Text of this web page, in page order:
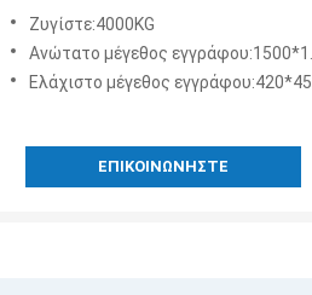
στοιβαχτών πτώσης κτυπήματος
Ζυγίστε:4000KG
Ανώτατο μέγεθος εγγράφου:1500*1500mm
Ελάχιστο μέγεθος εγγράφου:420*450mm
ΕΠΙΚΟΙΝΩΝΉΣΤΕ